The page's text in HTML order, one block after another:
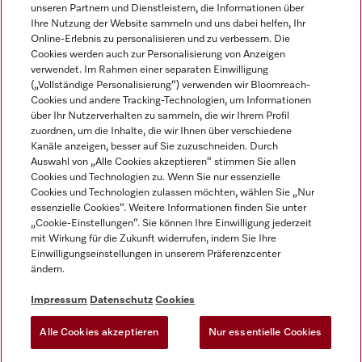
Impressum
AGB
Datenschutz
Nutzungsbedingungen
EU-Gesetzen über digitale Dienste
Cookie Einstellungen
Miele auf Instagram
Miele auf Facebook
Miele auf Youtube
unseren Partnern und Dienstleistern, die Informationen über
Ihre Nutzung der Website sammeln und uns dabei helfen, Ihr
Online-Erlebnis zu personalisieren und zu verbessern. Die
Cookies werden auch zur Personalisierung von Anzeigen
verwendet. Im Rahmen einer separaten Einwilligung
(„Vollständige Personalisierung“) verwenden wir Bloomreach-
Cookies und andere Tracking-Technologien, um Informationen
über Ihr Nutzerverhalten zu sammeln, die wir Ihrem Profil
zuordnen, um die Inhalte, die wir Ihnen über verschiedene
Kanäle anzeigen, besser auf Sie zuzuschneiden. Durch
Auswahl von „Alle Cookies akzeptieren“ stimmen Sie allen
Cookies und Technologien zu. Wenn Sie nur essenzielle
Cookies und Technologien zulassen möchten, wählen Sie „Nur
essenzielle Cookies“. Weitere Informationen finden Sie unter
„Cookie-Einstellungen“. Sie können Ihre Einwilligung jederzeit
mit Wirkung für die Zukunft widerrufen, indem Sie Ihre
Einwilligungseinstellungen in unserem Präferenzcenter
ändern.
Impressum Datenschutz Cookies
Alle Cookies akzeptieren Nur essentielle Cookies